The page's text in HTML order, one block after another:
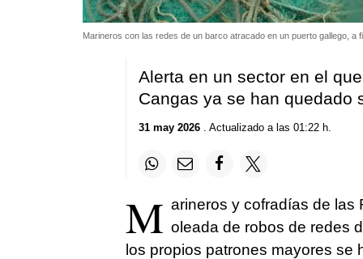
Marineros con las redes de un barco atracado en un puerto gallego, a
Alerta en un sector en el
Cangas ya se han quedado
31 may 2026. Actualizado a las 01:22 h.
M arineros y cofradías de las
oleada de robos de redes
los propios patrones mayores se